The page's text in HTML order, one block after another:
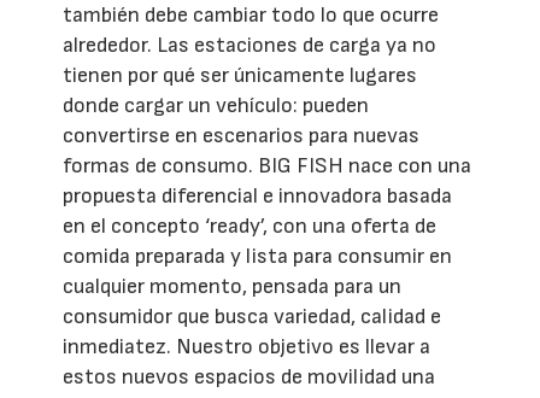
también debe cambiar todo lo que ocurre
alrededor. Las estaciones de carga ya no
tienen por qué ser únicamente lugares
donde cargar un vehículo: pueden
convertirse en escenarios para nuevas
formas de consumo. BIG FISH nace con una
propuesta diferencial e innovadora basada
en el concepto ‘ready’, con una oferta de
comida preparada y lista para consumir en
cualquier momento, pensada para un
consumidor que busca variedad, calidad e
inmediatez. Nuestro objetivo es llevar a
estos nuevos espacios de movilidad una